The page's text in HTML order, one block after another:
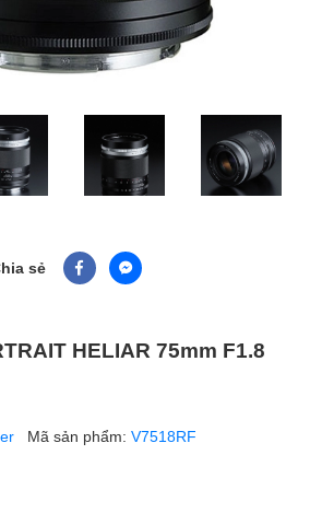
sẻ
HELIAR 75mm F1.8
Mã sản phẩm: V7518RF